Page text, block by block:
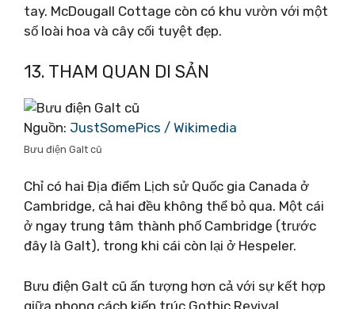
tay. McDougall Cottage còn có khu vườn với một
số loài hoa và cây cối tuyệt đẹp.
13. THAM QUAN DI SẢN
Nguồn: JustSomePics / Wikimedia
Bưu điện Galt cũ
Chỉ có hai Địa điểm Lịch sử Quốc gia Canada ở
Cambridge, cả hai đều không thể bỏ qua. Một cái
ở ngay trung tâm thành phố Cambridge (trước
đây là Galt), trong khi cái còn lại ở Hespeler.
Bưu điện Galt cũ ấn tượng hơn cả với sự kết hợp
giữa phong cách kiến ​​trúc Gothic Revival,